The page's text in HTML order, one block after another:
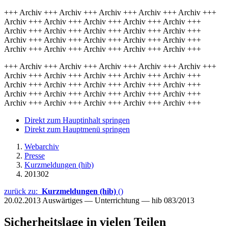
+++ Archiv +++ Archiv +++ Archiv +++ Archiv +++ Archiv +++
Archiv +++ Archiv +++ Archiv +++ Archiv +++ Archiv +++
Archiv +++ Archiv +++ Archiv +++ Archiv +++ Archiv +++
Archiv +++ Archiv +++ Archiv +++ Archiv +++ Archiv +++
Archiv +++ Archiv +++ Archiv +++ Archiv +++ Archiv +++
+++ Archiv +++ Archiv +++ Archiv +++ Archiv +++ Archiv +++
Archiv +++ Archiv +++ Archiv +++ Archiv +++ Archiv +++
Archiv +++ Archiv +++ Archiv +++ Archiv +++ Archiv +++
Archiv +++ Archiv +++ Archiv +++ Archiv +++ Archiv +++
Archiv +++ Archiv +++ Archiv +++ Archiv +++ Archiv +++
Direkt zum Hauptinhalt springen
Direkt zum Hauptmenü springen
Webarchiv
Presse
Kurzmeldungen (hib)
201302
zurück zu: Kurzmeldungen (hib) ()
20.02.2013 Auswärtiges — Unterrichtung — hib 083/2013
Sicherheitslage in vielen Teilen